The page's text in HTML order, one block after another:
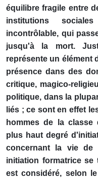
équilibre fragile entre
institutions
incontrôlable, qui
jusqu'à la mort.
représente un élément
présence dans des
critique, magico-
politique, dans la
liés ; ce sont en effet
hommes de la classe
plus haut degré
concernant la vie de
initiation formatrice se
est considéré, selon